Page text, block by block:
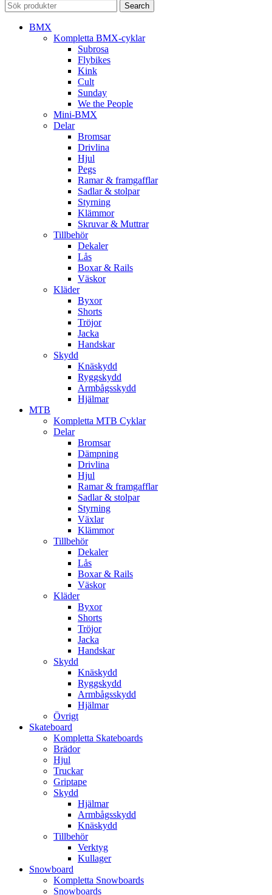
Search
BMX
Kompletta BMX-cyklar
Subrosa
Flybikes
Kink
Cult
Sunday
We the People
Mini-BMX
Delar
Bromsar
Drivlina
Hjul
Pegs
Ramar & framgafflar
Sadlar & stolpar
Styrning
Klämmor
Skruvar & Muttrar
Tillbehör
Dekaler
Lås
Boxar & Rails
Väskor
Kläder
Byxor
Shorts
Tröjor
Jacka
Handskar
Skydd
Knäskydd
Ryggskydd
Armbågsskydd
Hjälmar
MTB
Kompletta MTB Cyklar
Delar
Bromsar
Dämpning
Drivlina
Hjul
Ramar & framgafflar
Sadlar & stolpar
Styrning
Växlar
Klämmor
Tillbehör
Dekaler
Lås
Boxar & Rails
Väskor
Kläder
Byxor
Shorts
Tröjor
Jacka
Handskar
Skydd
Knäskydd
Ryggskydd
Armbågsskydd
Hjälmar
Övrigt
Skateboard
Kompletta Skateboards
Brädor
Hjul
Truckar
Griptape
Skydd
Hjälmar
Armbågsskydd
Knäskydd
Tillbehör
Verktyg
Kullager
Snowboard
Kompletta Snowboards
Snowboards